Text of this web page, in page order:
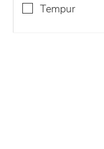
tempur